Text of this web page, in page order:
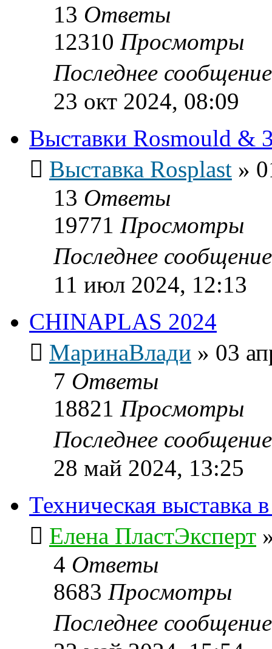
13 Ответы
12310 Просмотры
Последнее
23 окт 2024, 08:09
Выставки Rosmould &
Выставка Rosplast »
13 Ответы
19771 Просмотры
Последнее
11 июл 2024, 12:13
CHINAPLAS 2024
МаринаВлади » 03
7 Ответы
18821 Просмотры
Последнее
28 май 2024, 13:25
Техническая выставка
Елена ПластЭксперт
4 Ответы
8683 Просмотры
Последнее